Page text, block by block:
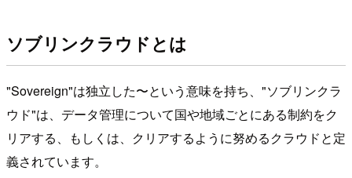
ソブリンクラウドとは
"Sovereign"は独立した〜という意味を持ち、"ソブリンクラ
ウド"は、データ管理について国や地域ごとにある制約をク
リアする、もしくは、クリアするように努めるクラウドと定
義されています。